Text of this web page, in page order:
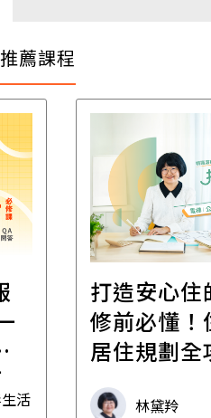
推薦課程
活
打造安心住
修前必懂！
居住規劃全
林黛羚